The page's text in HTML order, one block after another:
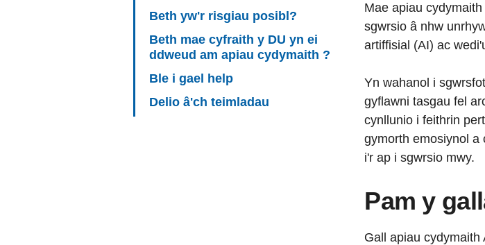
Beth yw'r risgiau posibl?
Beth mae cyfraith y DU yn ei
ddweud am apiau cydymaith ?
Ble i gael help
Delio â'ch teimladau
Mae apiau
sgwrsio â nhw
artiffisial (AI) ac
Yn wahanol i
gyflawni tasgau fel
cynllunio i feithrin
gymorth emosiynol a
i'r ap i sgwrsio mwy.
Pam y
Gall apiau